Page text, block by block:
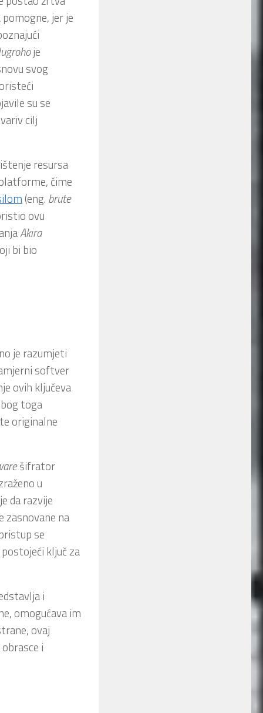
jer je
je
svog
su se
cilj
resursa
čime
(eng. brute
ovu
Akira
bi bio
je razumjeti
softver
ovih ključeva
toga
originalne
šifrator
u
da razvije
zasnovane na
se
ključ za
i
omogućava im
ovaj
i